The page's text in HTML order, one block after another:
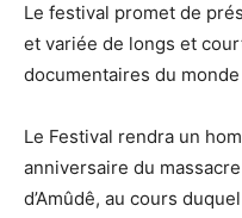
Le festival promet de
et variée de longs et
documentaires du
Le Festival rendra un
anniversaire du
d’Amûdê, au cours